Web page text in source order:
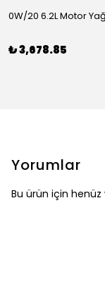
₺ 3,678.85
Yorumlar
Bu ürün için henüz